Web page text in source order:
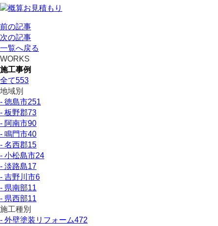
前の記事
次の記事
一覧へ戻る
WORKS
施工事例
全て553
地域別
- 徳島市251
- 板野郡73
- 阿南市90
- 鳴門市40
- 名西郡15
- 小松島市24
- 淡路島17
- 吉野川市6
- 県南部11
- 県西部11
施工種別
- 外壁塗装リフォーム472